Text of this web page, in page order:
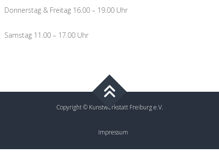
Donnerstag & Freitag 16.00 – 19.00 Uhr
Samstag 11.00 – 17.00 Uhr
Copyright © Kunstwerkstatt Freiburg e.V.
Impressum